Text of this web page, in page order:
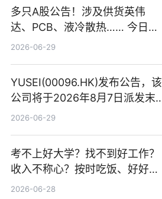
多只A股公告！涉及供货英伟
达、PCB、液冷散热…… 今日快
讯
2026-06-29
YUSEI(00096.HK)发布公告，该
公司将于2026年8月7日派发末
期股息每股人民币0.013元 每日
2026-06-29
考不上好大学？找不到好工作？
收入不称心？按时吃饭、好好睡
觉
2026-06-28